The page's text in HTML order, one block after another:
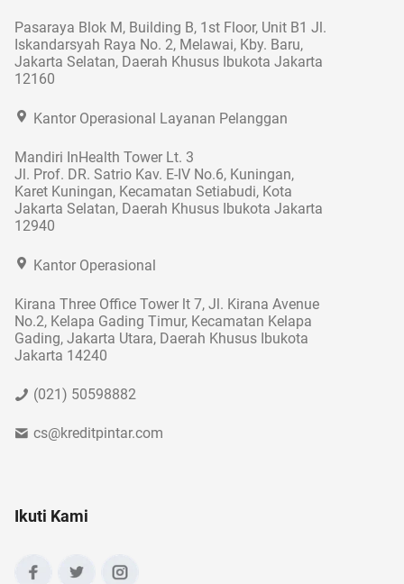
Pasaraya Blok M, Building B, 1st Floor, Unit B1 Jl.
Iskandarsyah Raya No. 2, Melawai, Kby. Baru,
Jakarta Selatan, Daerah Khusus Ibukota Jakarta
12160
Kantor Operasional Layanan Pelanggan
Mandiri InHealth Tower Lt. 3
Jl. Prof. DR. Satrio Kav. E-IV No.6, Kuningan,
Karet Kuningan, Kecamatan Setiabudi, Kota
Jakarta Selatan, Daerah Khusus Ibukota Jakarta
12940
Kantor Operasional
Kirana Three Office Tower lt 7, Jl. Kirana Avenue
No.2, Kelapa Gading Timur, Kecamatan Kelapa
Gading, Jakarta Utara, Daerah Khusus Ibukota
Jakarta 14240
(021) 50598882
cs@kreditpintar.com
Ikuti Kami